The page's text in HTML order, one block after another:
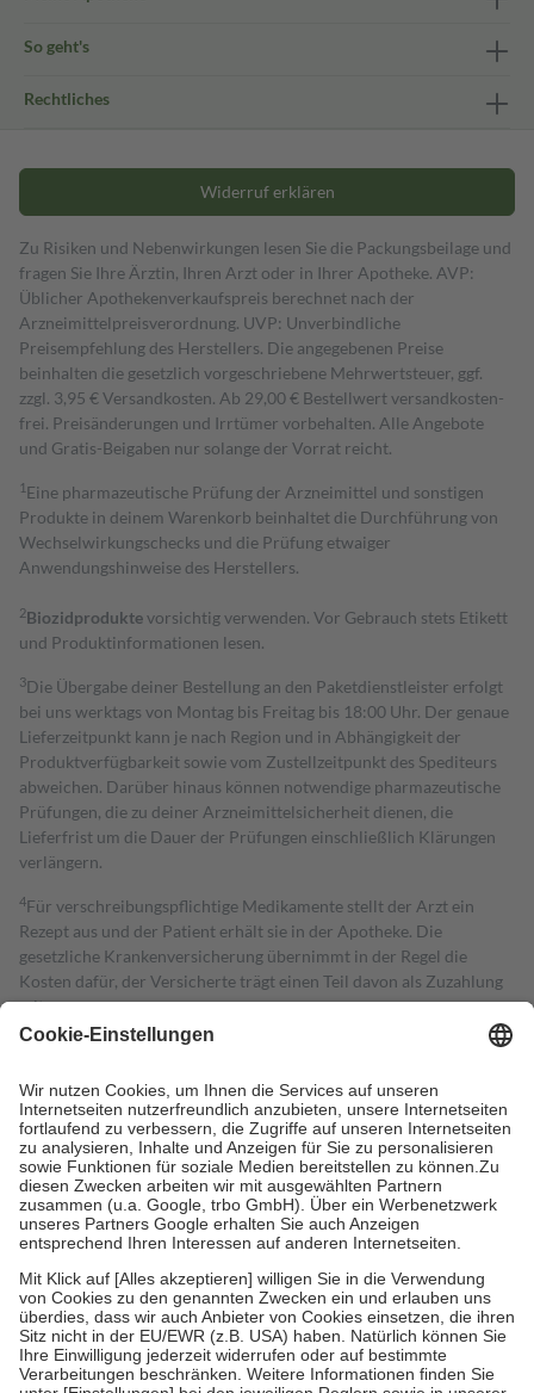
So geht's
Rechtliches
Widerruf erklären
Zu Risiken und Nebenwirkungen lesen Sie die Packungsbeilage und
fragen Sie Ihre Ärztin, Ihren Arzt oder in Ihrer Apotheke. AVP:
Üblicher Apothekenverkaufspreis berechnet nach der
Arzneimittelpreisverordnung. UVP: Unverbindliche
Preisempfehlung des Herstellers. Die angegebenen Preise
beinhalten die gesetzlich vorgeschriebene Mehrwertsteuer, ggf.
zzgl. 3,95 € Versandkosten. Ab 29,00 € Bestell­wert versand­kosten­
frei. Preisänderungen und Irrtümer vorbehalten. Alle Angebote
und Gratis-Beigaben nur solange der Vorrat reicht.
1 Eine pharmazeutische Prüfung der Arzneimittel und sonstigen
Produkte in deinem Warenkorb beinhaltet die Durchführung von
Wechselwirkungschecks und die Prüfung etwaiger
Anwendungshinweise des Herstellers.
2Biozidproduktevorsichtig verwenden. Vor Gebrauch stets Etikett
und Produktinformationen lesen.
3Die Übergabe deiner Bestellung an den Paketdienstleister erfolgt
bei uns werktags von Montag bis Freitag bis 18:00 Uhr. Der genaue
Lieferzeitpunkt kann je nach Region und in Abhängigkeit der
Produktverfügbarkeit sowie vom Zustellzeitpunkt des Spediteurs
abweichen. Darüber hinaus können notwendige pharmazeutische
Prüfungen, die zu deiner Arzneimittelsicherheit dienen, die
Lieferfrist um die Dauer der Prüfungen einschließlich Klärungen
verlängern.
4Für verschreibungspflichtige Medikamente stellt der Arzt ein
Rezept aus und der Patient erhält sie in der Apotheke. Die
gesetzliche Krankenversicherung übernimmt in der Regel die
Kosten dafür, der Versicherte trägt einen Teil davon als Zuzahlung
mit.
Grundsätzlich leisten Mitglieder Zuzahlungen in Höhe von zehn
höchstens zehn Euro.
Es sind jedoch nie mehr als die tatsächlichen
Kosten der Leistung zu entrichten.
Diese Regeln gelten grundsätzlich auch für Online-Apotheken.
Bei Heilmitteln und häuslicher Krankenpflege beträgt die
Zuzahlung zehn Prozent der Kosten sowie zehn Euro je
Verordnung.
Um das Engagement der Versicherten für ihre eigene Gesundheit zu
stärken und die besondere Stellung der Familie zu unterstützen,
fallenkeine Zuzahlungenan bei:
• Kindern und Jugendlichen bis zum vollendeten 18. Lebensjahr
mit Ausnahme der Fahrkosten
• Untersuchungen zur Vorsorge und Früherkennung, die von der
GKV getragen werden